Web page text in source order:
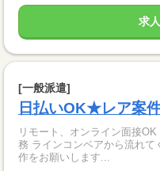
求
[一般派遣]
日払いOK★レア案
リモート、オンライン面接OK！ 急
務 ラインコンベアから流れ
作をお願いします...